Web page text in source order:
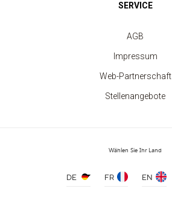
UNISEX RUNDHALS-
SWEATSHIRT
ab 11.30 €
SERVICE
AGB
Impressum
Web-Partnerschaft
Stellenangebote
Wählen Sie Ihr Land
DE FR EN